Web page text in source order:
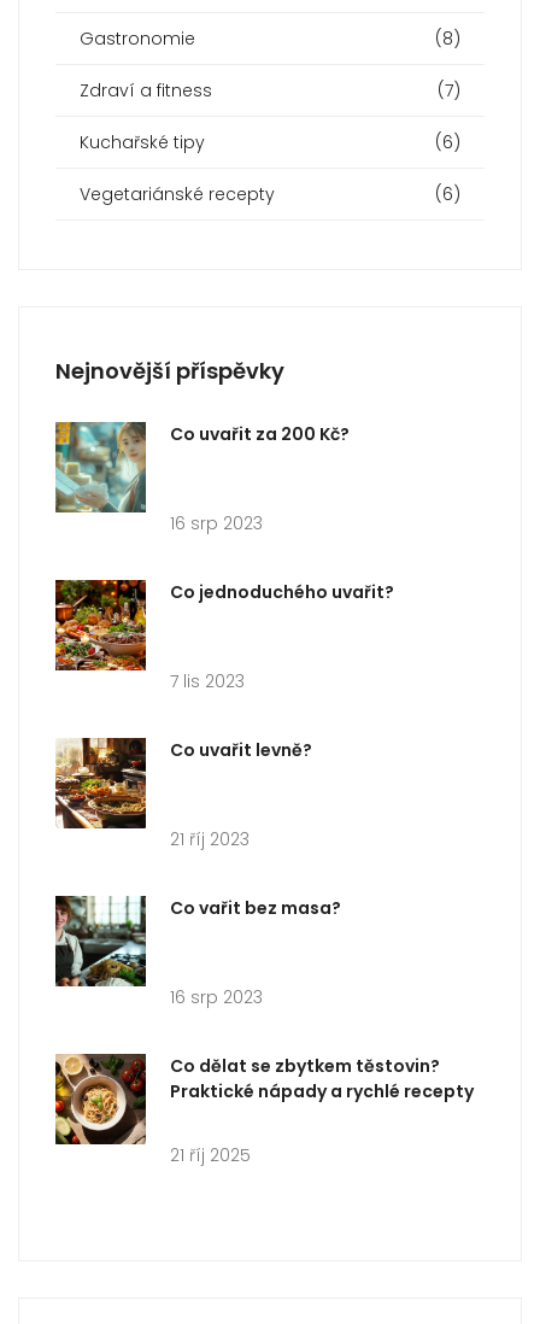
Gastronomie (8)
Zdraví a fitness (7)
Kuchařské tipy (6)
Vegetariánské recepty (6)
Nejnovější příspěvky
Co uvařit za 200 Kč?
16 srp 2023
Co jednoduchého uvařit?
7 lis 2023
Co uvařit levně?
21 říj 2023
Co vařit bez masa?
16 srp 2023
Co dělat se zbytkem těstovin?
Praktické nápady a rychlé recepty
21 říj 2025